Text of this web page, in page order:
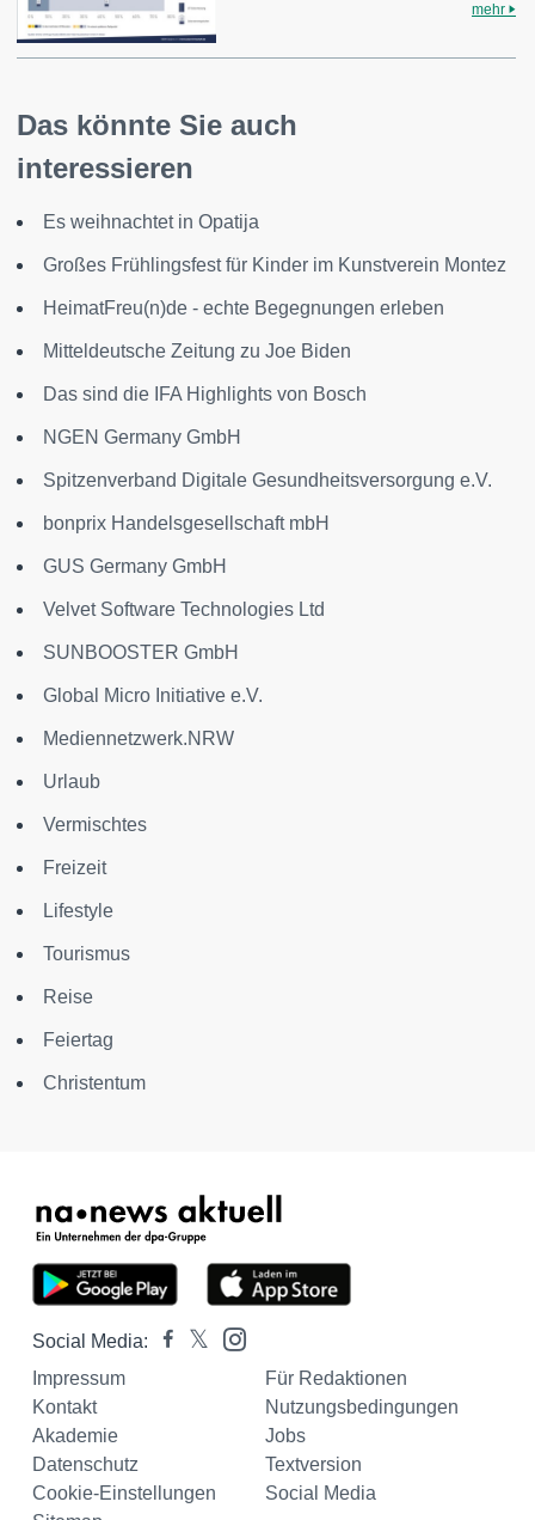
mehr
Das könnte Sie auch
interessieren
Es weihnachtet in Opatija
Großes Frühlingsfest für Kinder im Kunstverein Montez
HeimatFreu(n)de - echte Begegnungen erleben
Mitteldeutsche Zeitung zu Joe Biden
Das sind die IFA Highlights von Bosch
NGEN Germany GmbH
Spitzenverband Digitale Gesundheitsversorgung e.V.
bonprix Handelsgesellschaft mbH
GUS Germany GmbH
Velvet Software Technologies Ltd
SUNBOOSTER GmbH
Global Micro Initiative e.V.
Mediennetzwerk.NRW
Urlaub
Vermischtes
Freizeit
Lifestyle
Tourismus
Reise
Feiertag
Christentum
Social Media:
Impressum
Für Redaktionen
Kontakt
Nutzungsbedingungen
Akademie
Jobs
Datenschutz
Textversion
Cookie-Einstellungen
Social Media